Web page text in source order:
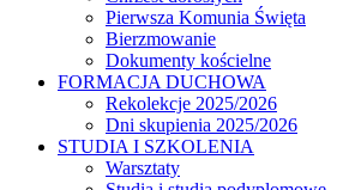
Pierwsza Komunia Święta
Bierzmowanie
Dokumenty kościelne
FORMACJA DUCHOWA
Rekolekcje 2025/2026
Dni skupienia 2025/2026
STUDIA I SZKOLENIA
Warsztaty